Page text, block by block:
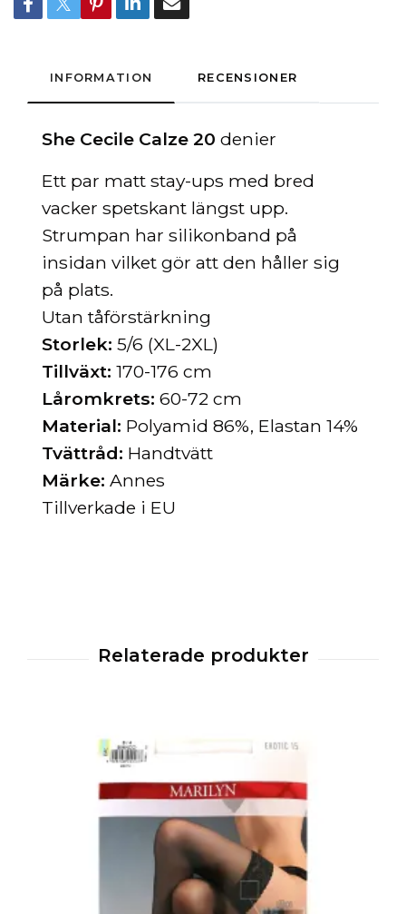
INFORMATION RECENSIONER
She Cecile Calze 20 denier
Ett par matt stay-ups med bred
vacker spetskant längst upp.
Strumpan har silikonband på
insidan vilket gör att den håller sig
på plats.
Utan tåförstärkning
Storlek: 5/6 (XL-2XL)
Tillväxt: 170-176 cm
Låromkrets: 60-72 cm
Material: Polyamid 86%, Elastan 14%
Tvättråd: Handtvätt
Märke: Annes
Tillverkade i EU